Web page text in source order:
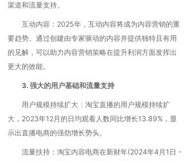
渠道和流量支持。
互动内容：2025年，互动内容将成为内容营销的重
要趋势。通过创建由专家驱动的内容并提供独特且有用
的见解，可以助力内容营销策略在提升利润方面发挥出
更大的效能。
3. 强大的用户基础和流量支持
用户规模持续扩大：淘宝直播的用户规模持续扩
大，2023年12月的日均观看人数同比增长13.89%，显
示出直播电商的强劲增长势头。
流量扶持：淘宝内容电商在新财年(2024年4月1日 -